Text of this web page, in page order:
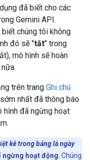
đã biết cho các
Gemini API.
chúng tôi không
đó sẽ "tắt" trong
mô hình sẽ hoàn
trên trang Ghi chú
nhất đã thông báo
hình đã ngừng hoạt
kê trong bảng là ngày
hoạt động . Chúng